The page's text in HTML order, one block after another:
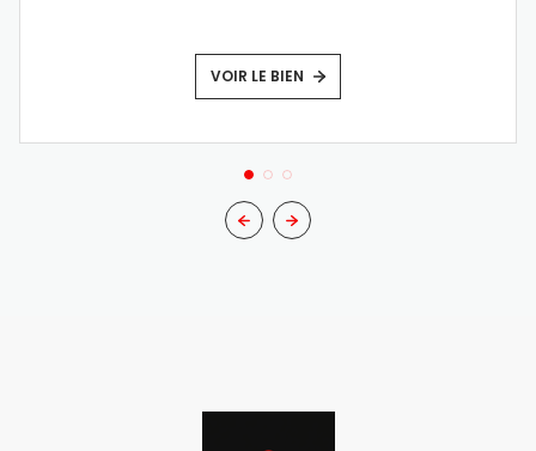
VOIR LE BIEN